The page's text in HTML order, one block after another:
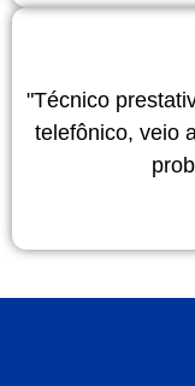
"Técnico
telefônico, veio